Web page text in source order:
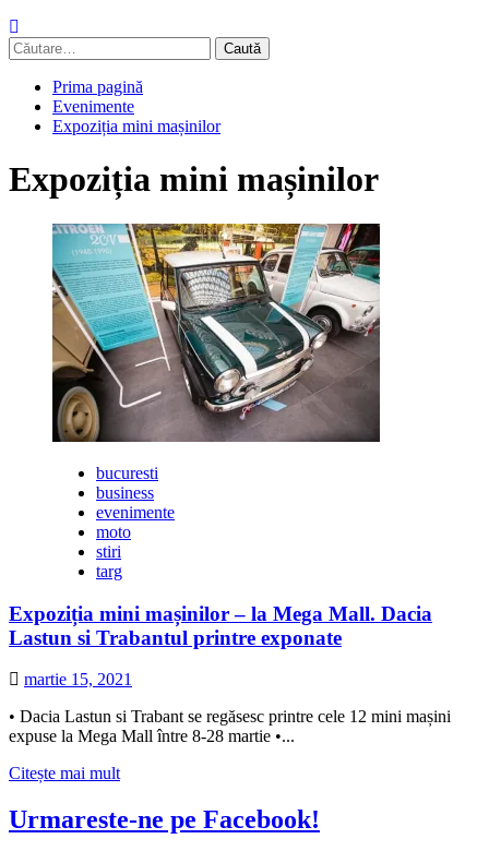
Caută
după:
Prima pagină
Evenimente
Expoziția mini mașinilor
Expoziția mini mașinilor
bucuresti
business
evenimente
moto
stiri
targ
Expoziția mini mașinilor – la Mega Mall. Dacia
Lastun si Trabantul printre exponate
martie 15, 2021
• Dacia Lastun si Trabant se regăsesc printre cele 12 mini mașini
expuse la Mega Mall între 8-28 martie •...
Citește mai multCitește
despre
Urmareste-ne pe Facebook!